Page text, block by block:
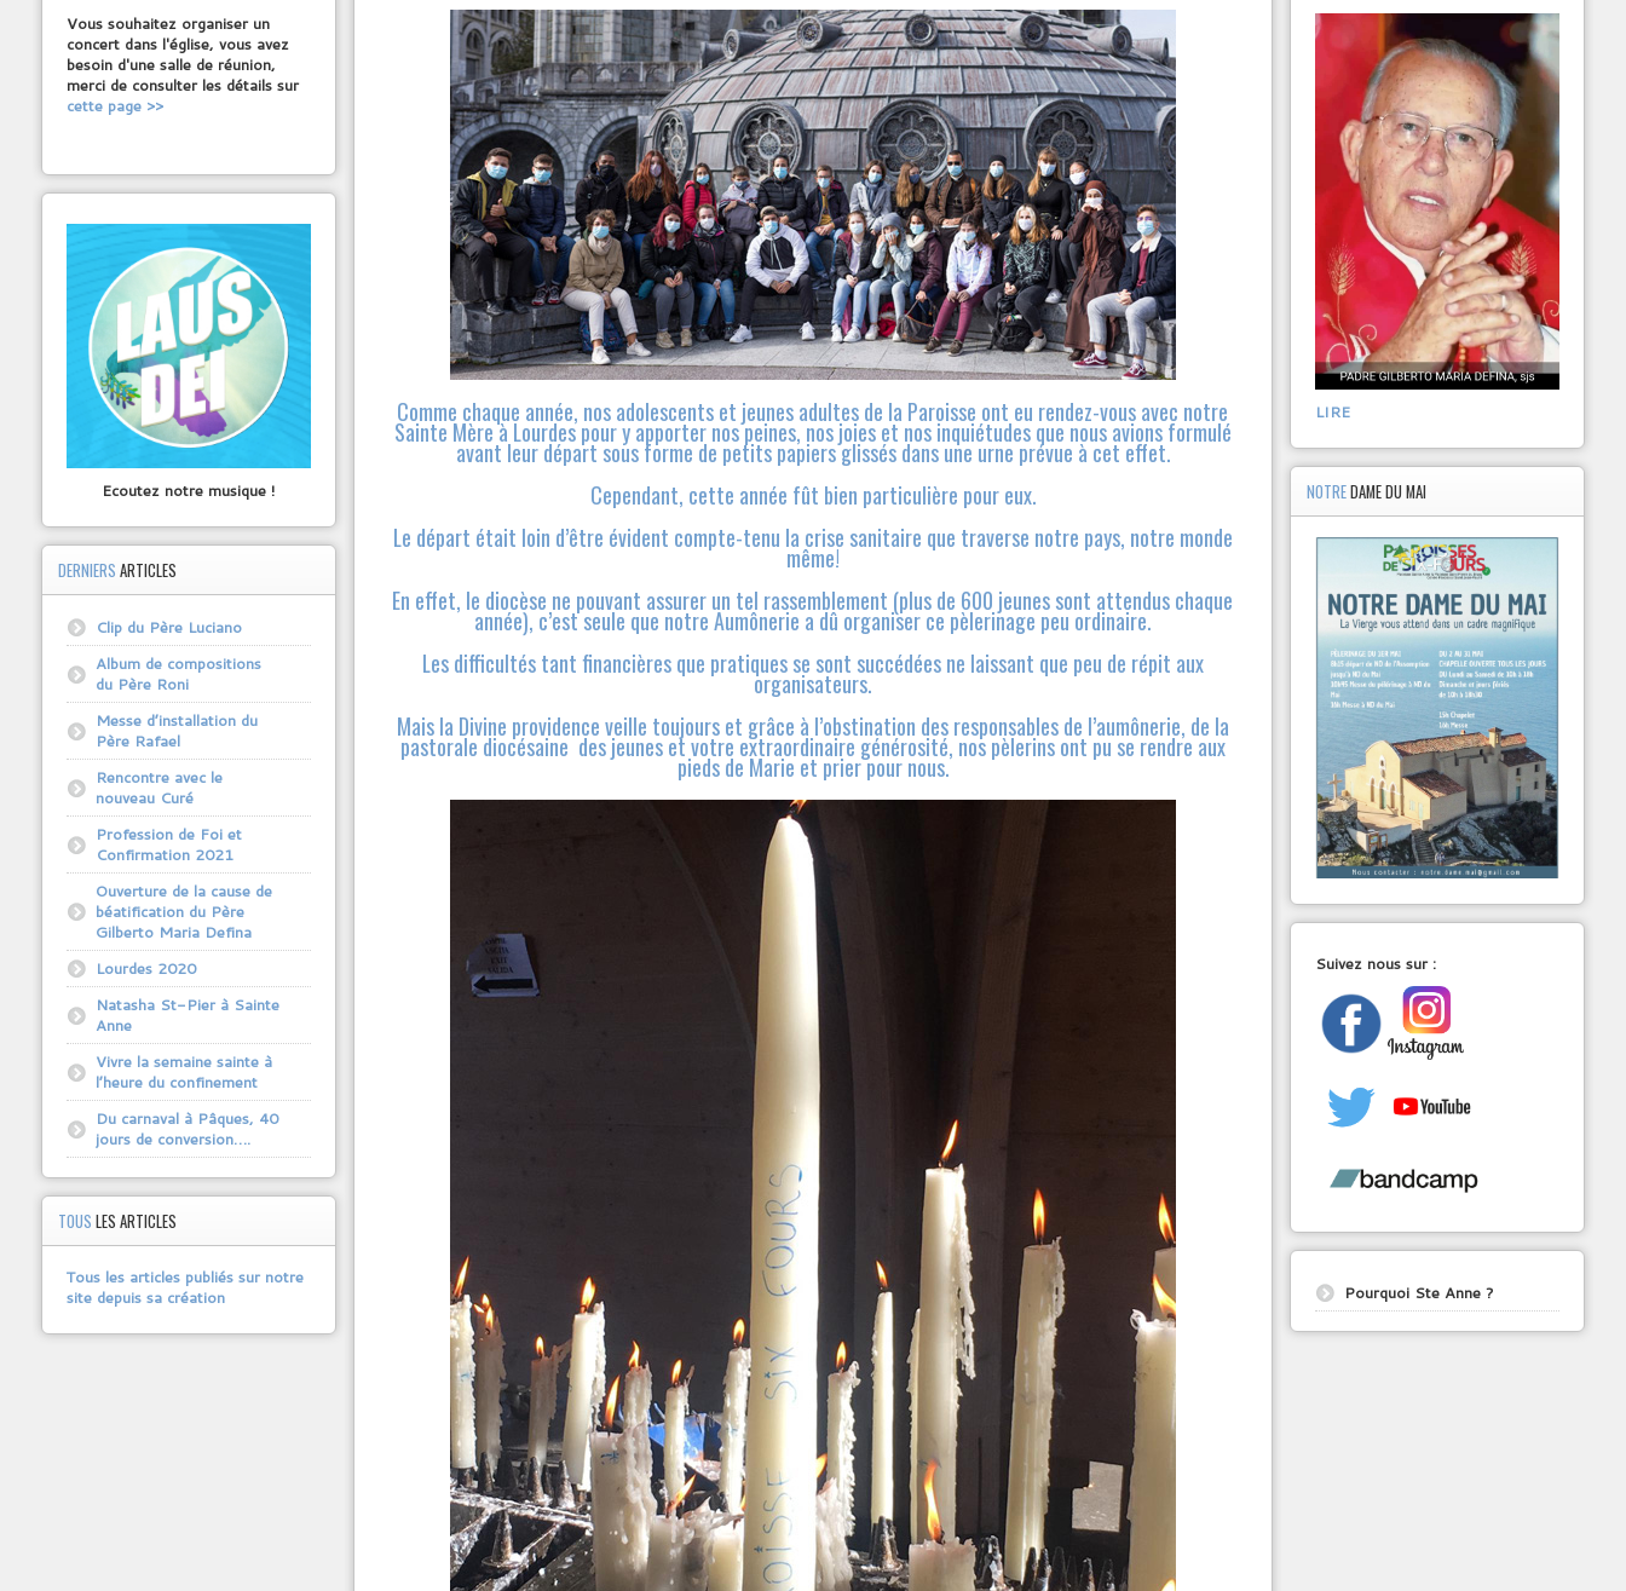
Comme chaque année, nos adolescents et jeunes adultes de la Paroisse ont eu rendez-vous avec notre
Sainte Mère à Lourdes pour y apporter nos peines, nos joies et nos inquiétudes que nous avions formulé
avant leur départ sous forme de petits papiers glissés dans une urne prévue à cet effet.
Cependant, cette année fût bien particulière pour eux.
Le départ était loin d’être évident compte-tenu la crise sanitaire que traverse notre pays, notre monde
même!
En effet, le diocèse ne pouvant assurer un tel rassemblement (plus de 600 jeunes sont attendus chaque
année), c’est seule que notre Aumônerie a dû organiser ce pèlerinage peu ordinaire.
Les difficultés tant financières que pratiques se sont succédées ne laissant que peu de répit aux
organisateurs.
Mais la Divine providence veille toujours et grâce à l’obstination des responsables de l’aumônerie, de la
pastorale diocésaine des jeunes et votre extraordinaire générosité, nos pèlerins ont pu se rendre aux
pieds de Marie et prier pour nous.
Vous souhaitez organiser un
concert dans l'église, vous avez
besoin d'une salle de réunion,
merci de consulter les détails sur
cette page >>
Ecoutez notre musique !
DERNIERS ARTICLES
Clip du Père Luciano
Album de compositions
du Père Roni
Messe d’installation du
Père Rafael
Rencontre avec le
nouveau Curé
Profession de Foi et
Confirmation 2021
Ouverture de la cause de
béatification du Père
Gilberto Maria Defina
Lourdes 2020
Natasha St-Pier à Sainte
Anne
Vivre la semaine sainte à
l’heure du confinement
Du carnaval à Pâques, 40
jours de conversion….
TOUS LES ARTICLES
Tous les articles publiés sur notre
site depuis sa création
LIRE
NOTREDAME DU MAI
Suivez nous sur :
Pourquoi Ste Anne ?